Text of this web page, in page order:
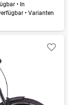
• In
• Varianten